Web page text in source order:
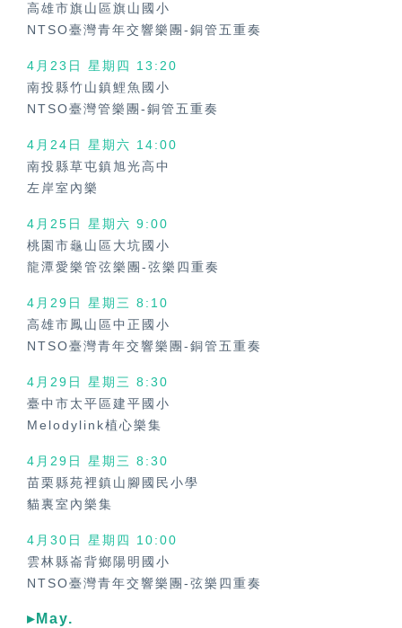
高雄市旗山區旗山國小
NTSO臺灣青年交響樂團-銅管五重奏
4月23日 星期四
13:20
南投縣竹山鎮鯉魚國小
NTSO臺灣管樂團-銅管五重奏
4月24日 星期六 14:00
南投縣草屯鎮旭光高中
左岸室內樂
4月25日 星期六 9:00
桃園市龜山區大坑國小
龍潭愛樂管弦樂團-弦樂四重奏
4月29日 星期三 8:10
高雄市鳳山區中正國小
NTSO臺灣青年交響樂團-銅管五重奏
4月29日 星期三 8:30
臺中市太平區建平國小
Melodylink植心樂集
4月29日 星期三 8:30
苗栗縣苑裡鎮山腳國民小學
貓裏室內樂集
4月30日 星期四
10:00
雲林縣崙背鄉陽明國小
NTSO臺灣青年交響樂團-弦樂四重奏
▸May.